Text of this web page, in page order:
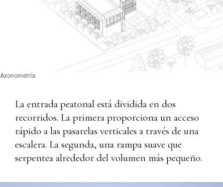
Axonometría
La entrada peatonal está dividida en dos
recorridos. La primera proporciona un acceso
rápido a las pasarelas verticales a través de una
escalera. La segunda, una rampa suave que
serpentea alrededor del volumen más pequeño.